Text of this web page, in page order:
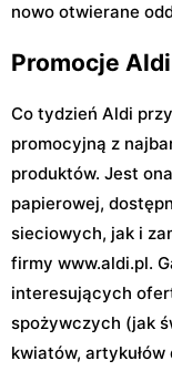
nowo otwierane
Promocje
Co tydzień Aldi
promocyjną z
produktów. Jest
papierowej,
sieciowych, jak i
firmy www.aldi.pl.
interesujących
spożywczych (jak
kwiatów,